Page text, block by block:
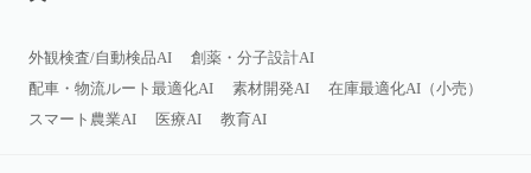
外観検査/自動検品AI
創薬・分子設計AI
配車・物流ルート最適化AI
素材開発AI
在庫最適化AI（小売）
スマート農業AI
医療AI 教育AI